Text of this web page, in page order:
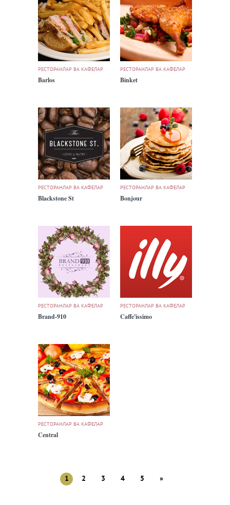
РЕСТОРАНЛАР ВА КАФЕЛАР
Barlos
РЕСТОРАНЛАР ВА КАФЕЛАР
Binket
РЕСТОРАНЛАР ВА КАФЕЛАР
Blackstone St
РЕСТОРАНЛАР ВА КАФЕЛАР
Bonjour
РЕСТОРАНЛАР ВА КАФЕЛАР
Brand-910
РЕСТОРАНЛАР ВА КАФЕЛАР
Caffe'issimo
РЕСТОРАНЛАР ВА КАФЕЛАР
Central
1 2 3 4 5 »